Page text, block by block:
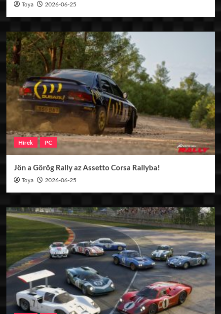
Toya 2026-06-25
Hírek PC
Jön a Görög Rally az Assetto Corsa Rallyba!
Toya 2026-06-25